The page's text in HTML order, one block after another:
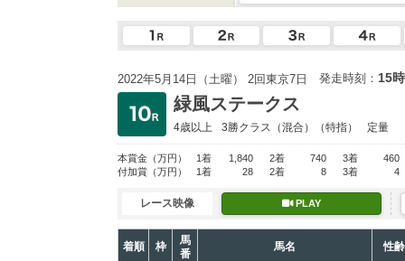
2022年5月14日（土曜） 2回東京7日 発走時刻： 15
緑風ステークス
4歳以上 3勝クラス （混合）（特指） 定量
本賞金 （万円） 1着 1,840 2着 740 3着
460
付加賞 （万円） 1着 28 2着 8 3着 4
レース映像 PLAY
着順 枠
馬
番
馬名 性齢